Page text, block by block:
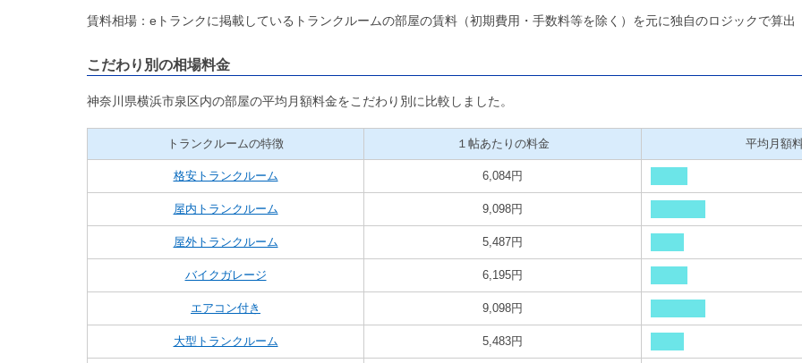
賃料相場：eトランクに掲載しているトランクルームの部屋の賃料（初期費用・手数料等を除く）を元に独自のロジックで算出
こだわり別の相場料金
神奈川県横浜市泉区内の部屋の平均月額料金をこだわり別に比較しました。
トランクルームの特徴 １帖あたりの料金 平均月額
格安トランクルーム 6,084円
屋内トランクルーム 9,098円
屋外トランクルーム 5,487円
バイクガレージ 6,195円
エアコン付き 9,098円
大型トランクルーム 5,483円